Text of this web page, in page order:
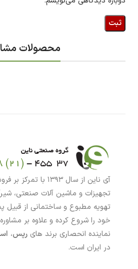
محصولات
آی ناین از سال ۱۳۹۳
تجهیزات و ماشین آلات صنعتی،
تهویه مطبوع و ساختمانی از قبیل
خود را شروع کرده و علاوه بر
نماینده انحصاری برند های رپس،
در ایران است.